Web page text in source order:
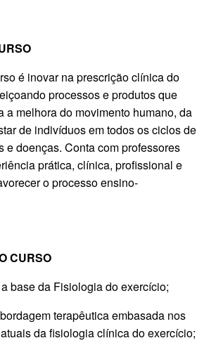
é inovar na prescrição clínica do
processos e produtos que
a melhora do movimento humano, da
de indivíduos em todos os ciclos de
e doenças. Conta com professores
prática, clínica, profissional e
o processo ensino-
CURSO
base da Fisiologia do exercício;
terapêutica embasada nos
da fisiologia clínica do exercício;